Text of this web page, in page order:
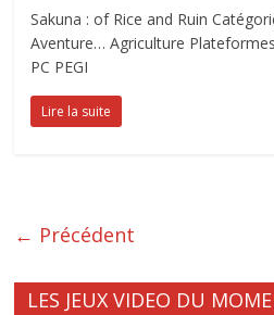
Sakuna : of Rice and Ruin
Aventure… Agriculture
PC PEGI
Lire la suite
← Précédent
LES JEUX VIDEO DU